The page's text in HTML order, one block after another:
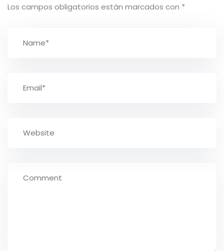
Los campos obligatorios están marcados con *